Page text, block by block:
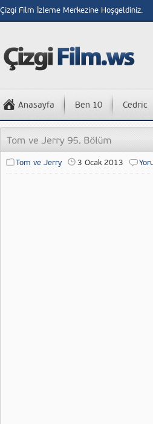
Çizgi Film İzleme Merkezine Hoşgeldiniz.
Anasayfa Ben 10 Cedric
Tom ve Jerry 3 Ocak 2013